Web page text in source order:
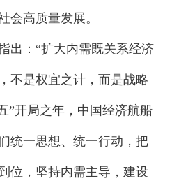
会高质量发展。
：“扩大内需既关系经济
不是权宜之计，而是战略
”开局之年，中国经济航船
统一思想、统一行动，把
位，坚持内需主导，建设